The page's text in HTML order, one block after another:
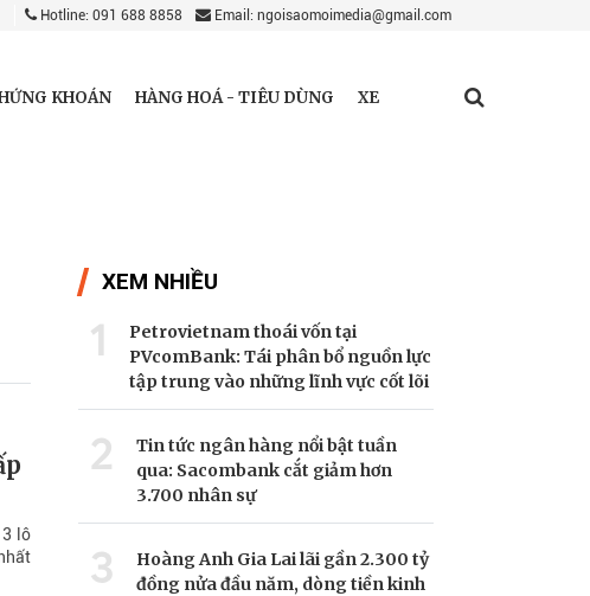
Hotline: 091 688 8858 Email: ngoisaomoimedia@gmail.com
KHOÁN HÀNG HOÁ - TIÊU DÙNG XE
lô
XEM NHIỀU
1
Petrovietnam thoái vốn tại
PVcomBank: Tái phân bổ nguồn lực
tập trung vào những lĩnh vực cốt lõi
2
Tin tức ngân hàng nổi bật tuần
qua: Sacombank cắt giảm hơn
3.700 nhân sự
3
Hoàng Anh Gia Lai lãi gần 2.300 tỷ
đồng nửa đầu năm, dòng tiền kinh